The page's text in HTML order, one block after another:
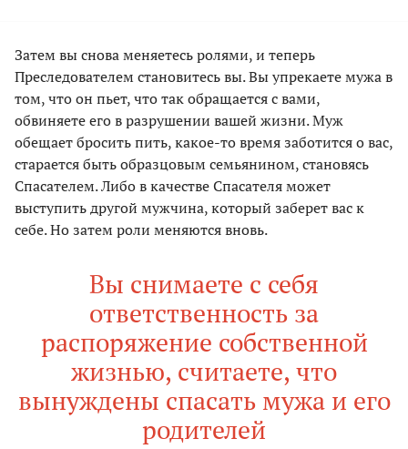
Затем вы снова меняетесь ролями, и теперь
Преследователем становитесь вы. Вы упрекаете мужа в
том, что он пьет, что так обращается с вами,
обвиняете его в разрушении вашей жизни. Муж
обещает бросить пить, какое-то время заботится о вас,
старается быть образцовым семьянином, становясь
Спасателем. Либо в качестве Спасателя может
выступить другой мужчина, который заберет вас к
себе. Но затем роли меняются вновь.
Вы снимаете с себя
ответственность за
распоряжение собственной
жизнью, считаете, что
вынуждены спасать мужа и его
родителей